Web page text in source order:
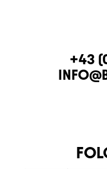
KONTAKT+43
E-MAIL